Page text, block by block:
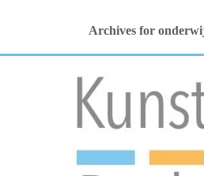
Archives for